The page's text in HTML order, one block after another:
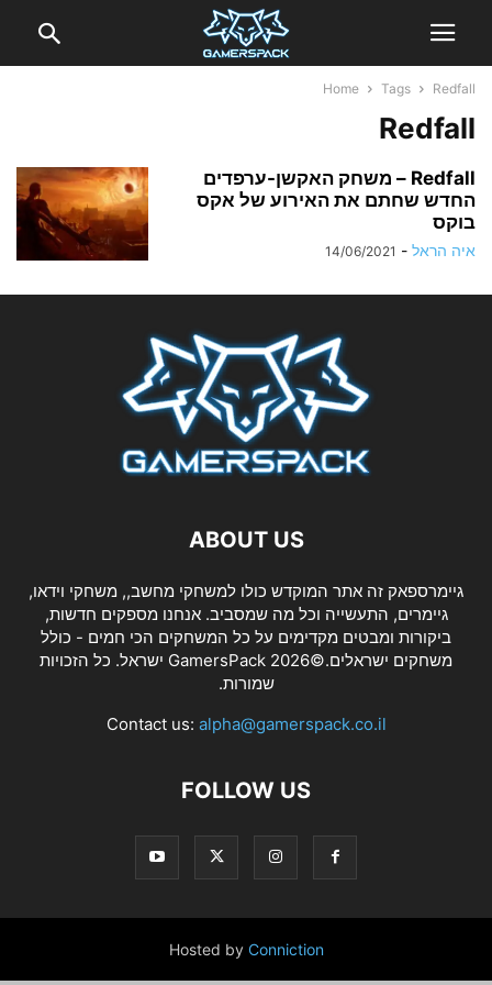
Home Tags Redfall
Redfall
Redfall – משחק האקשן-ערפדים
החדש שחתם את האירוע של אקס
בוקס
איה הראל -
14/06/2021
ABOUT US
גיימרספאק זה אתר המוקדש כולו למשחקי מחשב,, משחקי וידאו,
גיימרים, התעשייה וכל מה שמסביב. אנחנו מספקים חדשות,
ביקורות ומבטים מקדימים על כל המשחקים הכי חמים - כולל
משחקים ישראלים.©2026 GamersPack ישראל. כל הזכויות
שמורות.
Contact us: alpha@gamerspack.co.il
FOLLOW US
Hosted by Conniction